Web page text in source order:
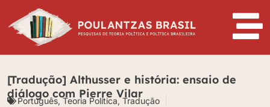
[Tradução] Althusser e história: ensaio de
diálogo com Pierre Vilar
Português,Teoria Política,Tradução